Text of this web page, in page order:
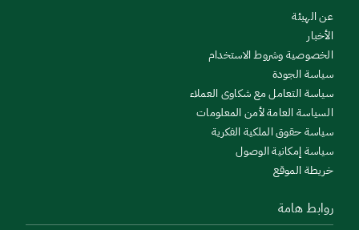
عن الهيئة
الأخبار
الخصوصية وشروط الاستخدام
سياسة الجودة
سياسة التعامل مع شكاوى العملاء
السياسة العامة لأمن المعلومات
سياسة حقوق الملكية الفكرية
سياسة إمكانية الوصول
خريطة الموقع
روابط هامة